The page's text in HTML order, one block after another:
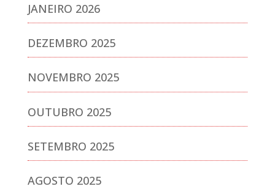
JANEIRO 2026
DEZEMBRO 2025
NOVEMBRO 2025
OUTUBRO 2025
SETEMBRO 2025
AGOSTO 2025